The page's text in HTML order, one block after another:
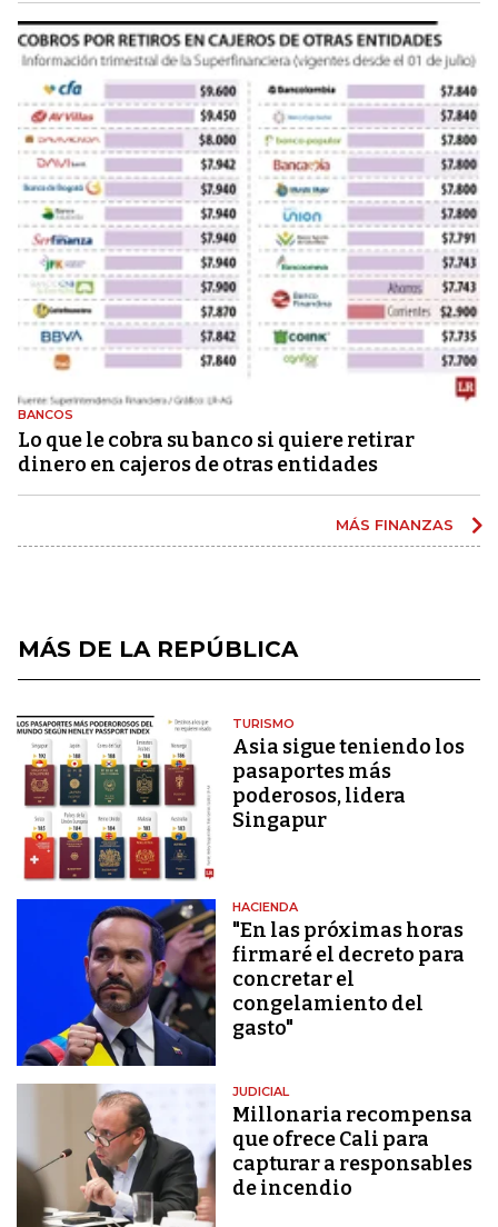
BANCOS
Lo que le cobra su banco si quiere retirar
dinero en cajeros de otras entidades
MÁS FINANZAS
MÁS DE LA REPÚBLICA
TURISMO
Asia sigue teniendo los
pasaportes más
poderosos, lidera
Singapur
HACIENDA
"En las próximas horas
firmaré el decreto para
concretar el
congelamiento del
gasto"
JUDICIAL
Millonaria recompensa
que ofrece Cali para
capturar a responsables
de incendio